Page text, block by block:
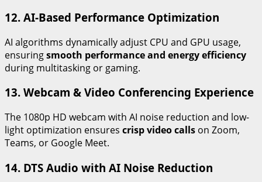
12. AI-Based Performance Optimization
AI algorithms dynamically adjust CPU and GPU usage,
ensuringsmooth performance and energy efficiency
during multitasking or gaming.
13. Webcam & Video Conferencing Experience
The 1080p HD webcam with AI noise reduction and low-
light optimization ensures crisp video calls on Zoom,
Teams, or Google Meet.
14. DTS Audio with AI Noise Reduction